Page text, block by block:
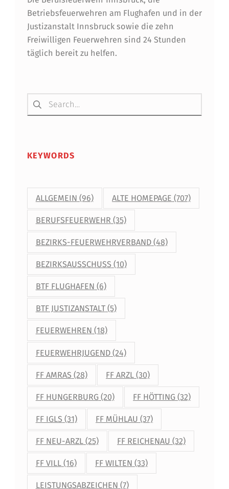
Betriebsfeuerwehren am Flughafen und in der
Justizanstalt Innsbruck sowie die zehn
Freiwilligen Feuerwehren sind 24 Stunden
täglich bereit zu helfen.
Suchen nach:
KEYWORDS
ALLGEMEIN (96) ALTE HOMEPAGE (707)
BERUFSFEUERWEHR (35)
BEZIRKS-FEUERWEHRVERBAND(48)
BEZIRKSAUSSCHUSS (10)
BTF FLUGHAFEN (6)
BTF JUSTIZANSTALT(5)
FEUERWEHREN (18)
FEUERWEHRJUGEND(24)
FF AMRAS (28) FF ARZL (30)
FF HUNGERBURG(20) FF HÖTTING (32)
FF IGLS (31) FF MÜHLAU (37)
FF NEU-ARZL(25) FF REICHENAU (32)
FF VILL(16) FF WILTEN (33)
LEISTUNGSABZEICHEN (7)